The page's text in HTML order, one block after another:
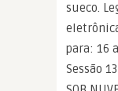
sueco.
para: 16
Sessão